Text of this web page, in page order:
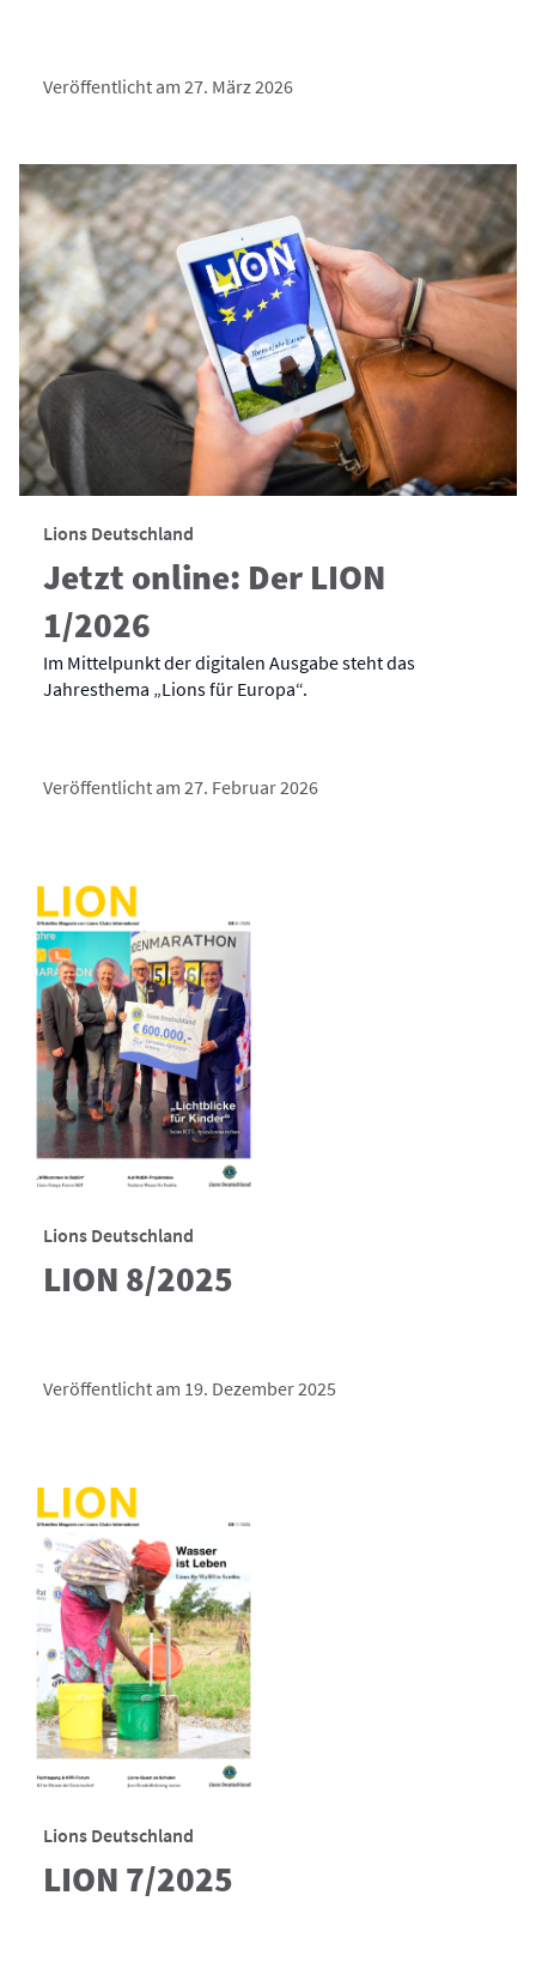
Veröffentlicht am 27. März 2026
Lions Deutschland
Jetzt online: Der LION
1/2026
Im Mittelpunkt der digitalen Ausgabe steht das
Jahresthema „Lions für Europa“.
Veröffentlicht am 27. Februar 2026
Lions Deutschland
LION 8/2025
Veröffentlicht am 19. Dezember 2025
Lions Deutschland
LION 7/2025